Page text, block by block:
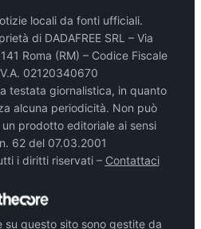
locali da fonti ufficiali.
di DADAFREE SRL – Via
Roma (RM) – Codice Fiscale
02120340670
testata giornalistica, in quanto
alcuna periodicità. Non può
prodotto editoriale ai sensi
62 del 07.03.2001
i diritti riservati – Contattaci
questo sito sono gestite da